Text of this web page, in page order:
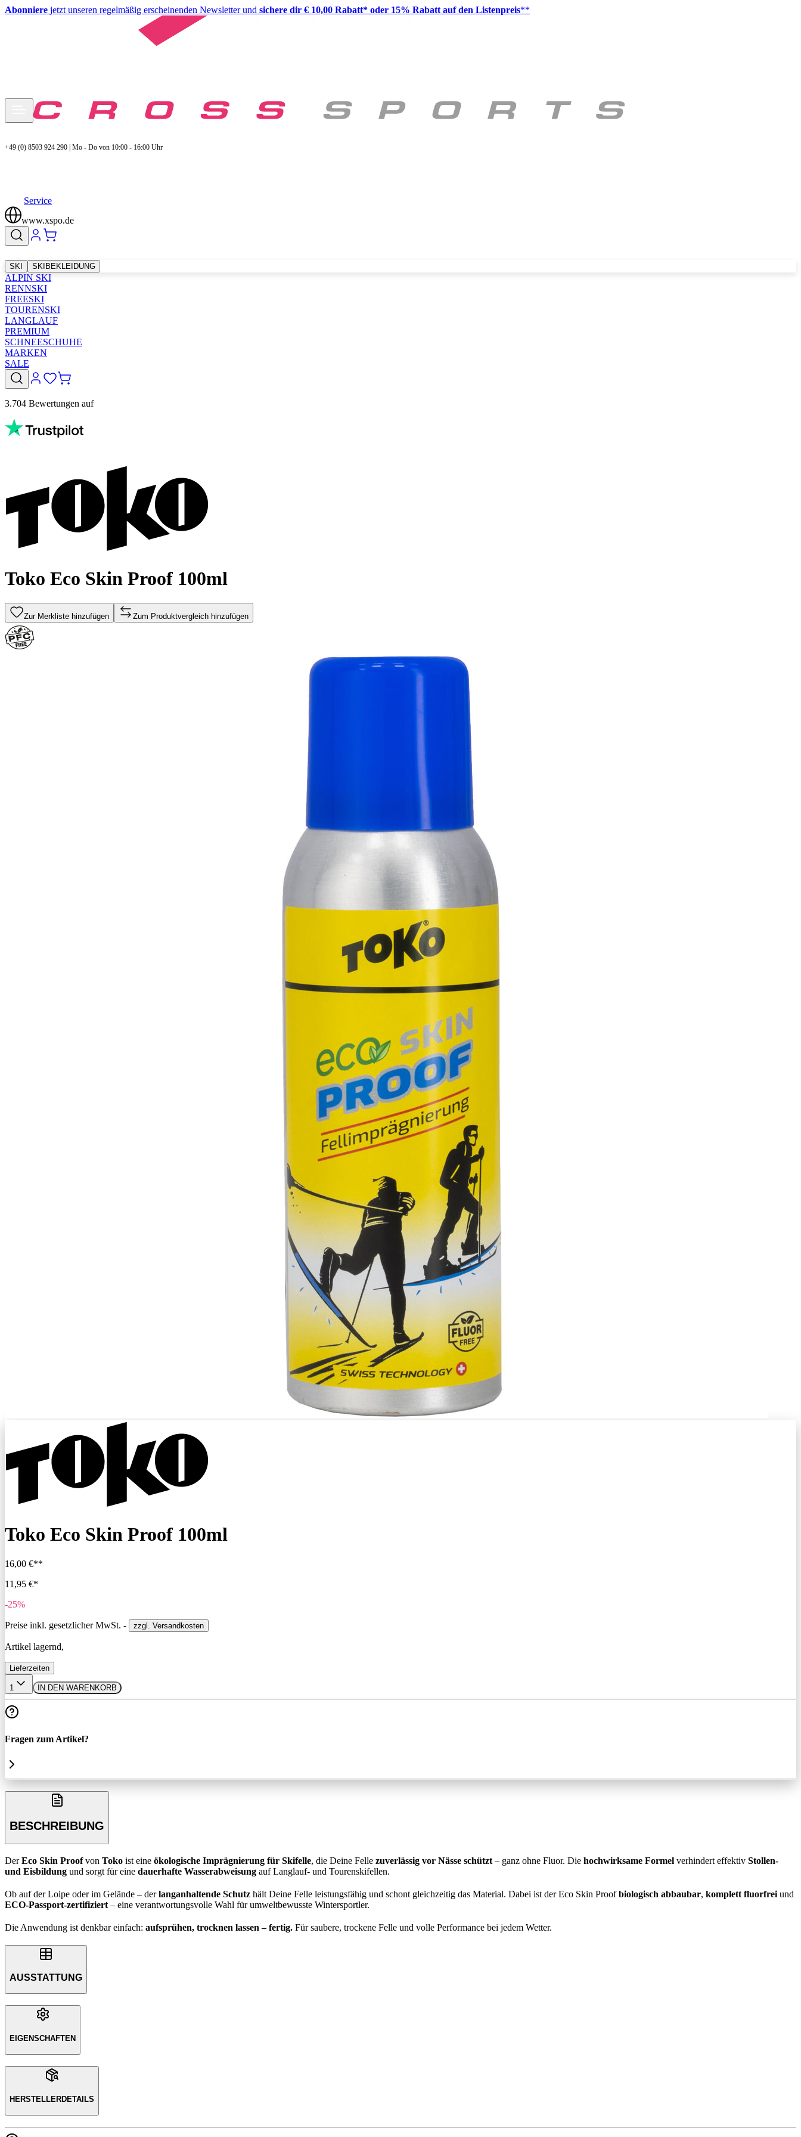
Abonniere jetzt unseren regelmäßig erscheinenden Newsletter und sichere dir € 10,00 Rabatt* oder 15% Rabatt auf den Listenpreis**
+49 (0) 8503 924 290 | Mo - Do von 10:00 - 16:00 Uhr
Service
www.xspo.de
SKI SKIBEKLEIDUNG
ALPIN SKI
RENNSKI
FREESKI
TOURENSKI
LANGLAUF
PREMIUM
SCHNEESCHUHE
MARKEN
SALE
3.704 Bewertungen auf
Toko Eco Skin Proof 100ml
Zur Merkliste hinzufügen Zum Produktvergleich hinzufügen
Toko Eco Skin Proof 100ml
16,00 €**
11,95 €*
-25%
Preise inkl. gesetzlicher MwSt. - zzgl. Versandkosten
Artikel lagernd,
Lieferzeiten
1 IN DEN WARENKORB
Fragen zum Artikel?
BESCHREIBUNG
DerEco Skin Proofvon Toko ist eine ökologische Imprägnierung für Skifelle, die Deine Felle zuverlässig vor Nässe schützt – ganz ohne Fluor. Die hochwirksame Formel verhindert effektiv Stollen-
und Eisbildung und sorgt für eine dauerhafte Wasserabweisung auf Langlauf- und Tourenskifellen.
Ob auf der Loipe oder im Gelände – derlanganhaltende Schutz hält Deine Felle leistungsfähig und schont gleichzeitig das Material. Dabei ist der Eco Skin Proofbiologisch abbaubar, komplett fluorfrei und
ECO-Passport-zertifiziert – eine verantwortungsvolle Wahl für umweltbewusste Wintersportler.
Die Anwendung ist denkbar einfach: aufsprühen, trocknen lassen – fertig. Für saubere, trockene Felle und volle Performance bei jedem Wetter.
AUSSTATTUNG
EIGENSCHAFTEN
HERSTELLERDETAILS